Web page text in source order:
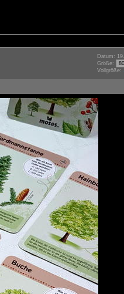
Datum:
Größe:
Vollgröße: